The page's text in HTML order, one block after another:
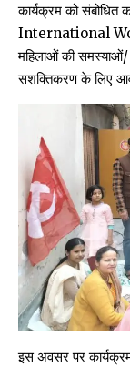
कार्यक्रम को संबोधित
International
महिलाओं की समस्याओं/
सशक्तिकरण के लिए
इस अवसर पर कार्यक्रम